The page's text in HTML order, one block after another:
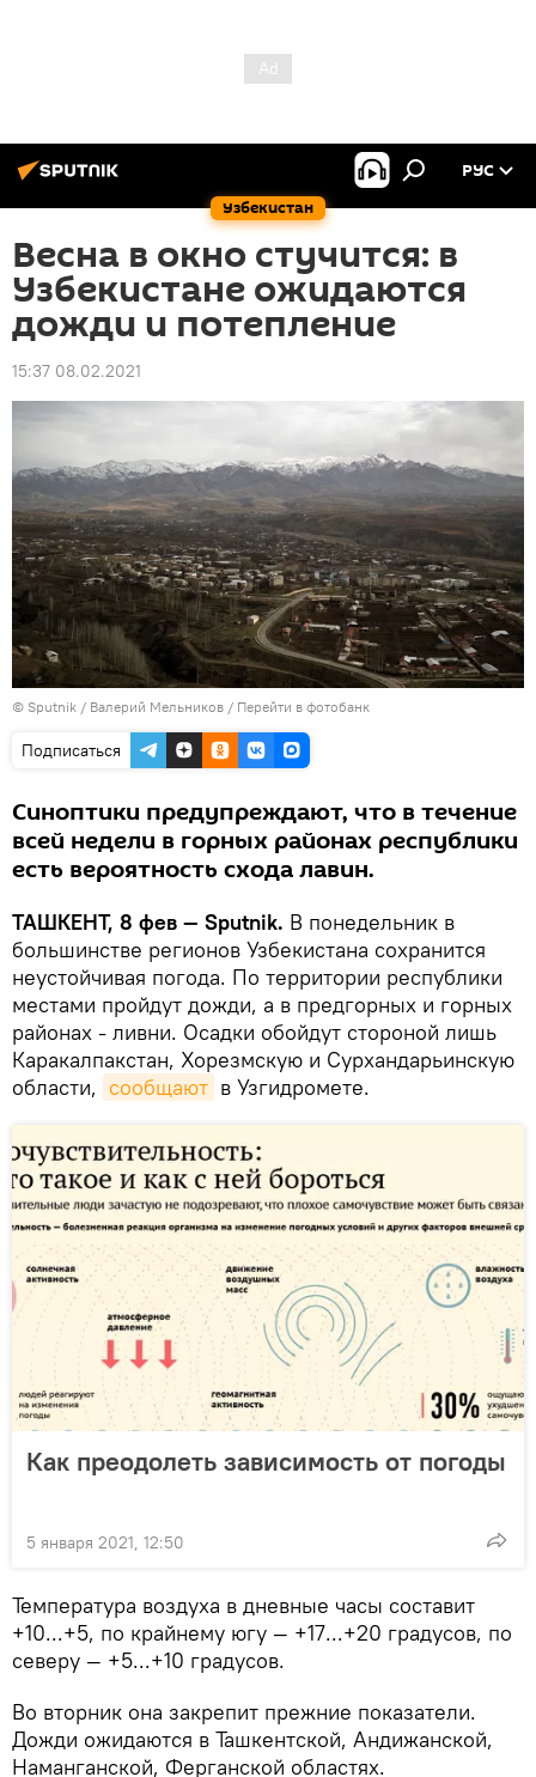
Узбекистан
РУС
Весна в окно стучится: в
Узбекистане ожидаются
дожди и потепление
15:37 08.02.2021
© Sputnik / Валерий Мельников / Перейти в фотобанк
Подписаться
Синоптики предупреждают, что в течение
всей недели в горных районах республики
есть вероятность схода лавин.
ТАШКЕНТ, 8 фев — Sputnik. В понедельник в
большинстве регионов Узбекистана сохранится
неустойчивая погода. По территории республики
местами пройдут дожди, а в предгорных и горных
районах - ливни. Осадки обойдут стороной лишь
Каракалпакстан, Хорезмскую и Сурхандарьинскую
области, сообщают в Узгидромете.
Как преодолеть зависимость от погоды
5 января 2021, 12:50
Температура воздуха в дневные часы составит
+10...+5, по крайнему югу — +17...+20 градусов, по
северу — +5...+10 градусов.
Во вторник она закрепит прежние показатели.
Дожди ожидаются в Ташкентской, Андижанской,
Наманганской, Ферганской областях.